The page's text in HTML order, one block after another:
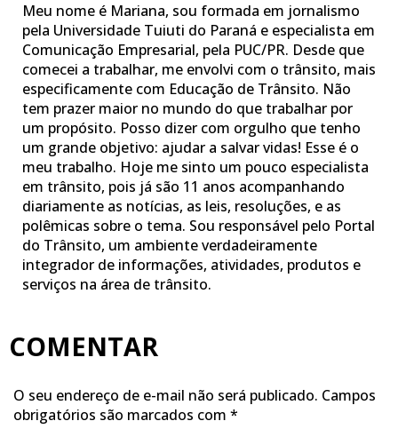
Meu nome é Mariana, sou formada em jornalismo
pela Universidade Tuiuti do Paraná e especialista em
Comunicação Empresarial, pela PUC/PR. Desde que
comecei a trabalhar, me envolvi com o trânsito, mais
especificamente com Educação de Trânsito. Não
tem prazer maior no mundo do que trabalhar por
um propósito. Posso dizer com orgulho que tenho
um grande objetivo: ajudar a salvar vidas! Esse é o
meu trabalho. Hoje me sinto um pouco especialista
em trânsito, pois já são 11 anos acompanhando
diariamente as notícias, as leis, resoluções, e as
polêmicas sobre o tema. Sou responsável pelo Portal
do Trânsito, um ambiente verdadeiramente
integrador de informações, atividades, produtos e
serviços na área de trânsito.
COMENTAR
O seu endereço de e-mail não será publicado. Campos
obrigatórios são marcados com *